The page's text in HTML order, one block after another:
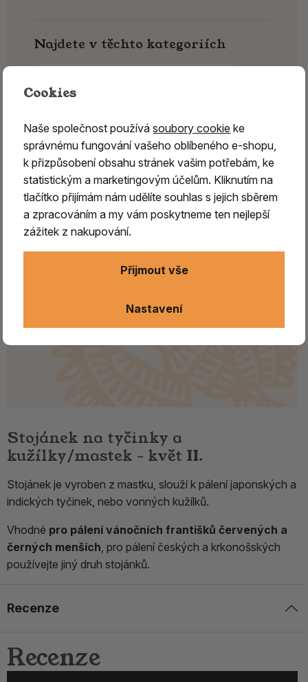
Stojánek na tyčinky a
kužílky/mastek - květ II.
Stojánek je vyroben z mastku, slouží k pálení japonských a
indických tyčinek, nebo vonných kužílků.
Vhodné pro pálení vánočních františků červených a
černých menších, pro pálení českých a krkonošských
používejte jiný druh stojánků.
Recenze
Recenze
Najdete v těchto kategoriích
Vykuřovadla Rymer
Cookies
Naše společnost používásoubory cookie ke
správnému fungování vašeho oblíbeného e-shopu,
k přizpůsobení obsahu stránek vašim potřebám, ke
statistickým a marketingovým účelům. Kliknutím na
tlačítko přijímám nám udělíte souhlas s jejich sběrem
a zpracováním a my vám poskytneme ten nejlepší
zážitek z nakupování.
Nastavení
Přijmout vše